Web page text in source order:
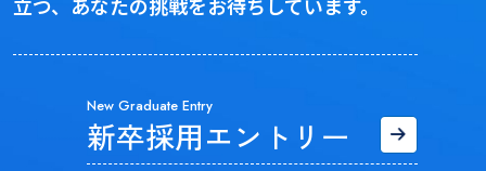
New Graduate Entry
新卒採用エントリー